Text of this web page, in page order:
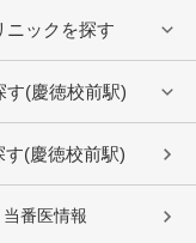
ニックを探す
す(慶徳校前駅)
(慶徳校前駅)
番医情報